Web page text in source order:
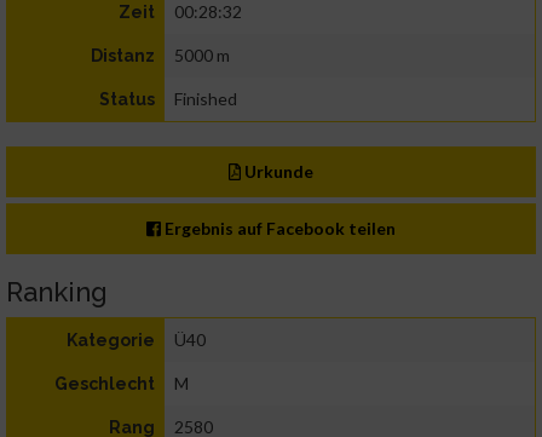
Zeit 00:28:32
Distanz 5000 m
Status Finished
Urkunde
Ergebnis auf Facebook teilen
Ranking
Kategorie Ü40
Geschlecht M
Rang 2580